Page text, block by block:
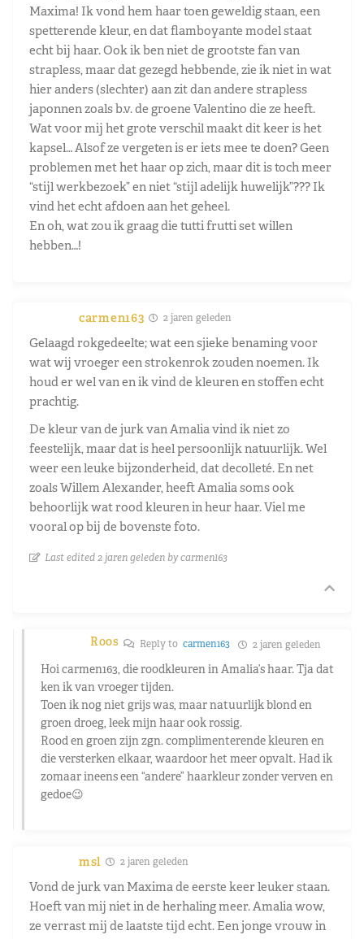
Maxima! Ik vond hem haar toen geweldig staan, een
spetterende kleur, en dat flamboyante model staat
echt bij haar. Ook ik ben niet de grootste fan van
strapless, maar dat gezegd hebbende, zie ik niet in wat
hier anders (slechter) aan zit dan andere strapless
japonnen zoals b.v. de groene Valentino die ze heeft.
Wat voor mij het grote verschil maakt dit keer is het
kapsel… Alsof ze vergeten is er iets mee te doen? Geen
problemen met het haar op zich, maar dit is toch meer
“stijl werkbezoek” en niet “stijl adelijk huwelijk”??? Ik
vind het echt afdoen aan het geheel.
En oh, wat zou ik graag die tutti frutti set willen
hebben…!
carmen163 2 jaren geleden
Gelaagd rokgedeelte; wat een sjieke benaming voor
wat wij vroeger een strokenrok zouden noemen. Ik
houd er wel van en ik vind de kleuren en stoffen echt
prachtig.
De kleur van de jurk van Amalia vind ik niet zo
feestelijk, maar dat is heel persoonlijk natuurlijk. Wel
weer een leuke bijzonderheid, dat decolleté. En net
zoals Willem Alexander, heeft Amalia soms ook
behoorlijk wat rood kleuren in heur haar. Viel me
vooral op bij de bovenste foto.
Last edited 2 jaren geleden by carmen163
Roos Reply to carmen163 2 jaren geleden
Hoi carmen163, die roodkleuren in Amalia’s haar. Tja dat
ken ik van vroeger tijden.
Toen ik nog niet grijs was, maar natuurlijk blond en
groen droeg, leek mijn haar ook rossig.
Rood en groen zijn zgn. complimenterende kleuren en
die versterken elkaar, waardoor het meer opvalt. Had ik
zomaar ineens een “andere” haarkleur zonder verven en
gedoe😉
msl 2 jaren geleden
Vond de jurk van Maxima de eerste keer leuker staan.
Hoeft van mij niet in de herhaling meer. Amalia wow,
ze verrast mij de laatste tijd echt. Een jonge vrouw in